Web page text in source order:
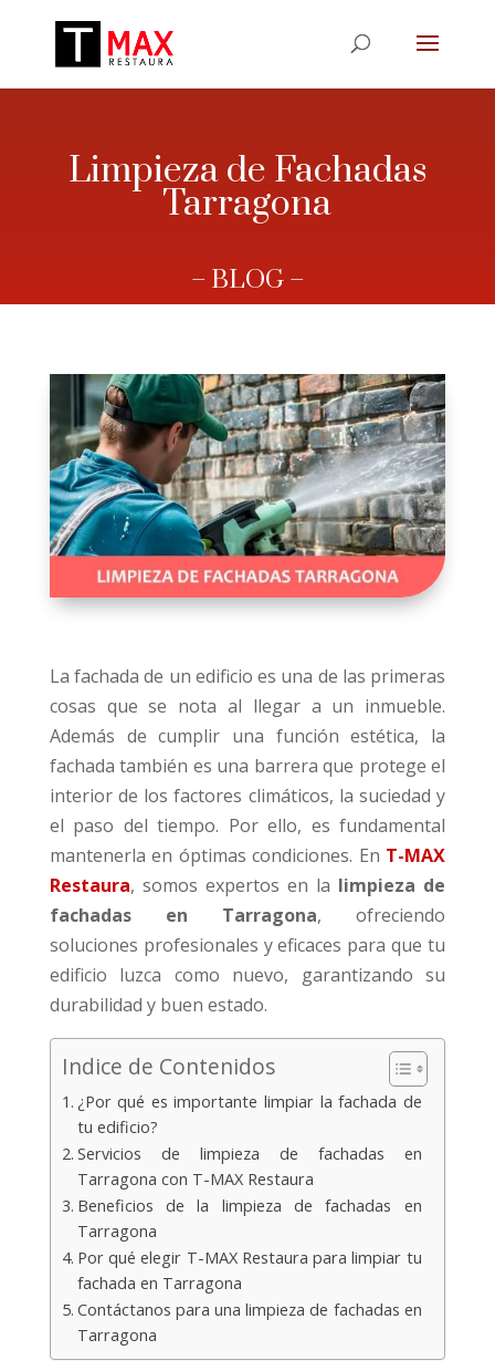
Limpieza de Fachadas
Tarragona
– BLOG –
La fachada de un edificio es una de las primeras
cosas que se nota al llegar a un inmueble.
Además de cumplir una función estética, la
fachada también es una barrera que protege el
interior de los factores climáticos, la suciedad y
el paso del tiempo. Por ello, es fundamental
mantenerla en óptimas condiciones. En T-MAX
Restaura, somos expertos en la limpieza de
fachadas en Tarragona, ofreciendo
soluciones profesionales y eficaces para que tu
edificio luzca como nuevo, garantizando su
durabilidad y buen estado.
Indice de Contenidos
¿Por qué es importante limpiar la fachada de
tu edificio?
Servicios de limpieza de fachadas en
Tarragona con T-MAX Restaura
Beneficios de la limpieza de fachadas en
Tarragona
Por qué elegir T-MAX Restaura para limpiar tu
fachada en Tarragona
Contáctanos para una limpieza de fachadas en
Tarragona